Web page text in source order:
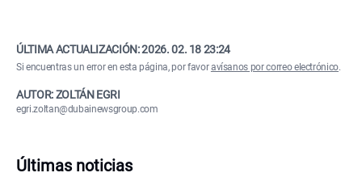
ÚLTIMA ACTUALIZACIÓN:2026. 02. 18 23:24
Si encuentras un error en esta página, por favoravísanos por correo electrónico.
AUTOR: ZOLTÁN EGRI
egri.zoltan@dubainewsgroup.com
Últimas noticias